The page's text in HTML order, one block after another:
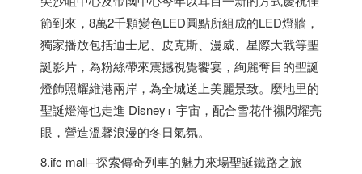
節到來，8萬2千顆變色LED圓點所組成的LED燈牆，
獨家播放包括迪士尼、皮克斯、漫威、星際大戰等聖
誕影片，為粉絲帶來震撼視覺饗宴，絢麗奪目的聖誕
燈飾照耀維港兩岸，為全城送上美麗景致。麼地里的
聖誕燈海也走進 Disney+ 宇宙，配合雪花伴襯閃耀亮
眼，營造溫馨浪漫的冬日氣氛。
8.ifc mall─探索傳奇列車的魅力來場聖誕鐵路之旅